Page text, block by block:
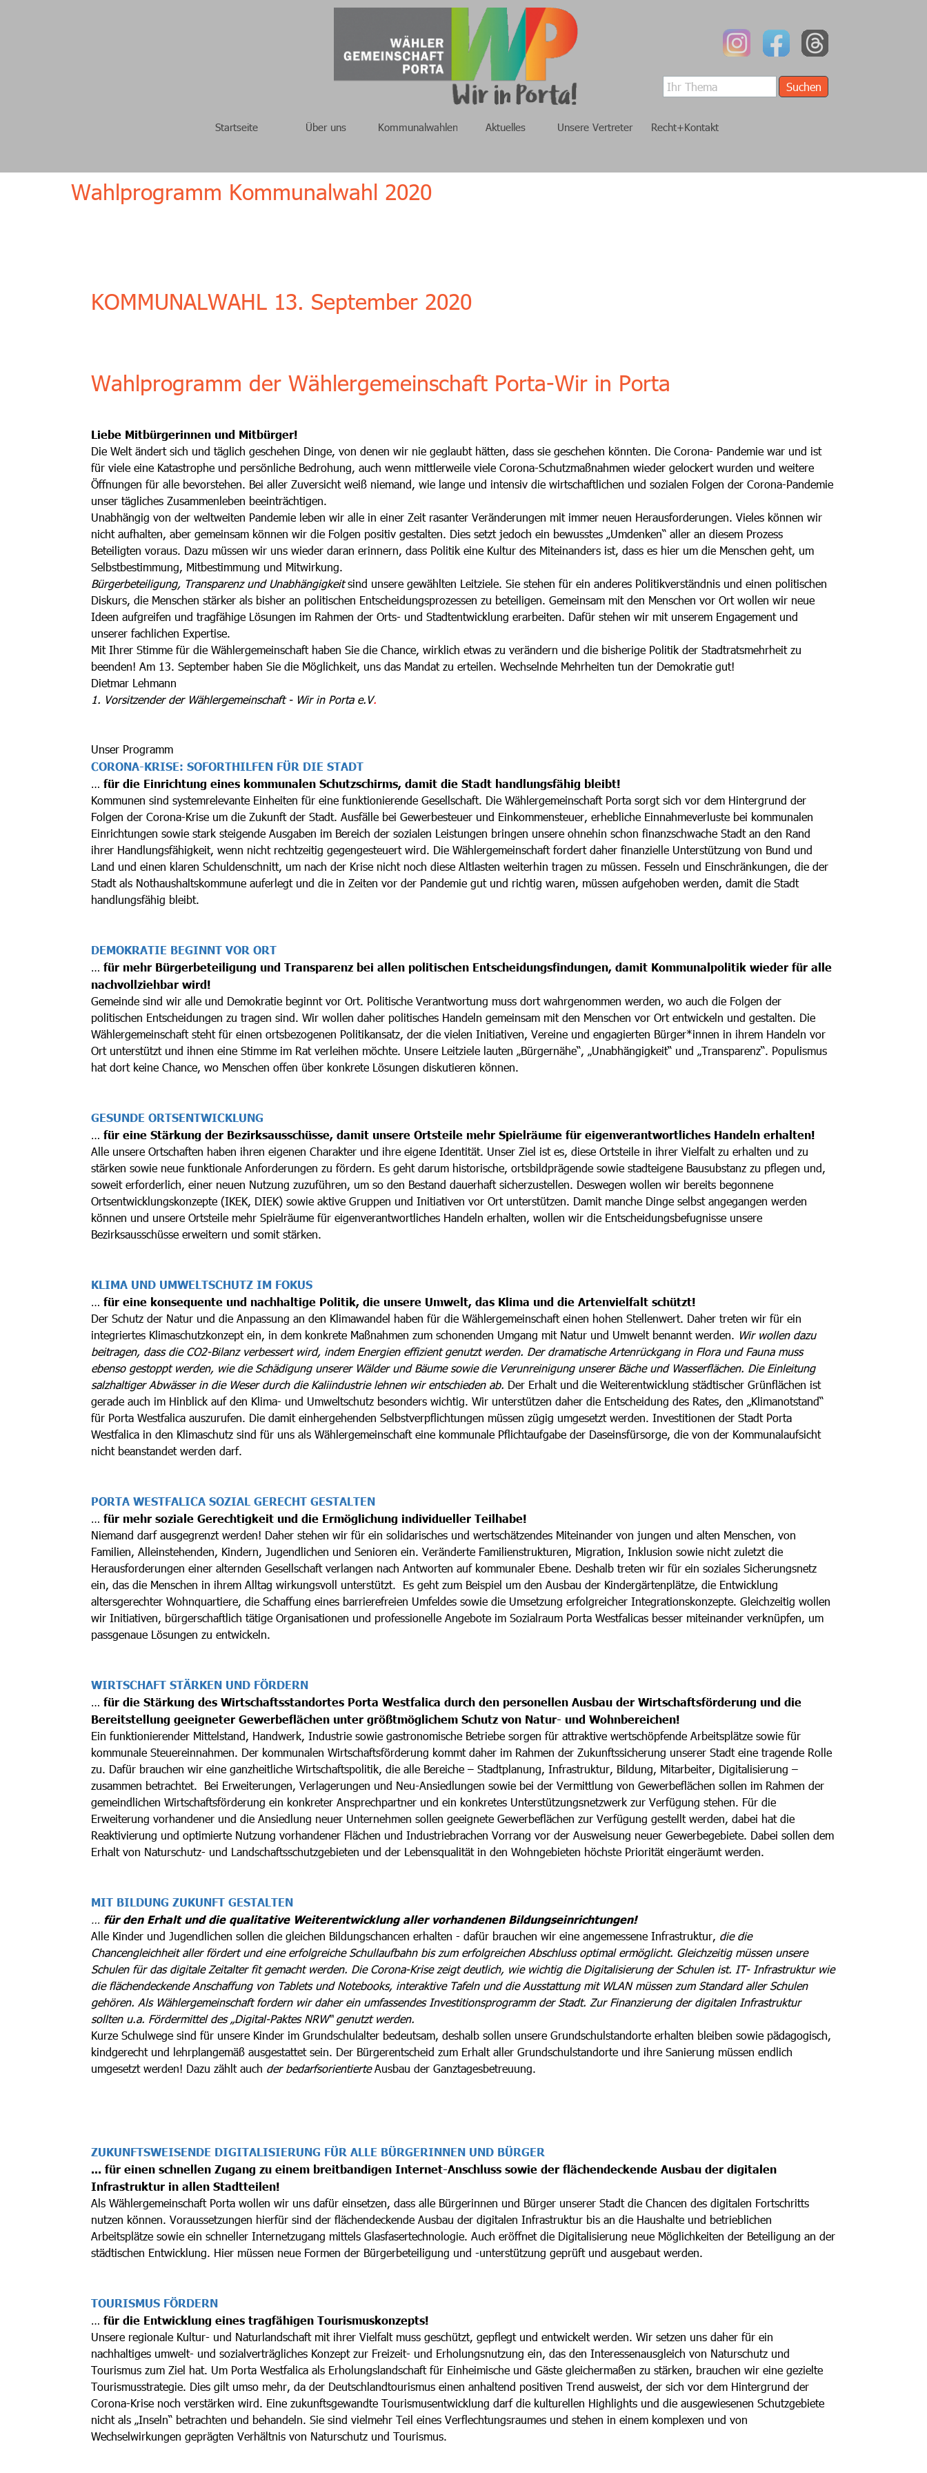
Startseite Über uns Kommunalwahlen Aktuelles Unsere Vertreter Recht+Kontakt
Suchen
Wahlprogramm Kommunalwahl 2020
KOMMUNALWAHL 13. September 2020
Wahlprogramm der Wählergemeinschaft Porta-Wir in Porta
Liebe Mitbürgerinnen und Mitbürger!
Die Welt ändert sich und täglich geschehen Dinge, von denen wir nie geglaubt hätten, dass sie geschehen könnten. Die Corona- Pandemie war und ist
für viele eine Katastrophe und persönliche Bedrohung, auch wenn mittlerweile viele Corona-Schutzmaßnahmen wieder gelockert wurden und weitere
Öffnungen für alle bevorstehen. Bei aller Zuversicht weiß niemand, wie lange und intensiv die wirtschaftlichen und sozialen Folgen der Corona-Pandemie
unser tägliches Zusammenleben beeinträchtigen.
Unabhängig von der weltweiten Pandemie leben wir alle in einer Zeit rasanter Veränderungen mit immer neuen Herausforderungen. Vieles können wir
nicht aufhalten, aber gemeinsam können wir die Folgen positiv gestalten. Dies setzt jedoch ein bewusstes „Umdenken“ aller an diesem Prozess
Beteiligten voraus. Dazu müssen wir uns wieder daran erinnern, dass Politik eine Kultur des Miteinanders ist, dass es hier um die Menschen geht, um
Selbstbestimmung, Mitbestimmung und Mitwirkung.
Bürgerbeteiligung, Transparenz und Unabhängigkeitsind unsere gewählten Leitziele. Sie stehen für ein anderes Politikverständnis und einen politischen
Diskurs, die Menschen stärker als bisher an politischen Entscheidungsprozessen zu beteiligen. Gemeinsam mit den Menschen vor Ort wollen wir neue
Ideen aufgreifen und tragfähige Lösungen im Rahmen der Orts- und Stadtentwicklung erarbeiten. Dafür stehen wir mit unserem Engagement und
unserer fachlichen Expertise.
Mit Ihrer Stimme für die Wählergemeinschaft haben Sie die Chance, wirklich etwas zu verändern und die bisherige Politik der Stadtratsmehrheit zu
beenden! Am 13. September haben Sie die Möglichkeit, uns das Mandat zu erteilen. Wechselnde Mehrheiten tun der Demokratie gut!
Dietmar Lehmann
1. Vorsitzender der Wählergemeinschaft - Wir in Porta e.V.
Unser Programm
CORONA-KRISE: SOFORTHILFEN FÜR DIE STADT
…für die Einrichtung eines kommunalen Schutzschirms, damit die Stadt handlungsfähig bleibt!
Kommunen sind systemrelevante Einheiten für eine funktionierende Gesellschaft. Die Wählergemeinschaft Porta sorgt sich vor dem Hintergrund der
Folgen der Corona-Krise um die Zukunft der Stadt. Ausfälle bei Gewerbesteuer und Einkommensteuer, erhebliche Einnahmeverluste bei kommunalen
Einrichtungen sowie stark steigende Ausgaben im Bereich der sozialen Leistungen bringen unsere ohnehin schon finanzschwache Stadt an den Rand
ihrer Handlungsfähigkeit, wenn nicht rechtzeitig gegengesteuert wird. Die Wählergemeinschaft fordert daher finanzielle Unterstützung von Bund und
Land und einen klaren Schuldenschnitt, um nach der Krise nicht noch diese Altlasten weiterhin tragen zu müssen. Fesseln und Einschränkungen, die der
Stadt als Nothaushaltskommune auferlegt und die in Zeiten vor der Pandemie gut und richtig waren, müssen aufgehoben werden, damit die Stadt
handlungsfähig bleibt.
DEMOKRATIE BEGINNT VOR ORT
…für mehr Bürgerbeteiligung und Transparenz bei allen politischen Entscheidungsfindungen, damit Kommunalpolitik wieder für alle
nachvollziehbar wird!
Gemeinde sind wir alle und Demokratie beginnt vor Ort. Politische Verantwortung muss dort wahrgenommen werden, wo auch die Folgen der
politischen Entscheidungen zu tragen sind. Wir wollen daher politisches Handeln gemeinsam mit den Menschen vor Ort entwickeln und gestalten. Die
Wählergemeinschaft steht für einen ortsbezogenen Politikansatz, der die vielen Initiativen, Vereine und engagierten Bürger*innen in ihrem Handeln vor
Ort unterstützt und ihnen eine Stimme im Rat verleihen möchte. Unsere Leitziele lauten „Bürgernähe“, „Unabhängigkeit“ und „Transparenz“. Populismus
hat dort keine Chance, wo Menschen offen über konkrete Lösungen diskutieren können.
GESUNDE ORTSENTWICKLUNG
…für eine Stärkung der Bezirksausschüsse, damit unsere Ortsteile mehr Spielräume für eigenverantwortliches Handeln erhalten!
Alle unsere Ortschaften haben ihren eigenen Charakter und ihre eigene Identität. Unser Ziel ist es, diese Ortsteile in ihrer Vielfalt zu erhalten und zu
stärken sowie neue funktionale Anforderungen zu fördern. Es geht darum historische, ortsbildprägende sowie stadteigene Bausubstanz zu pflegen und,
soweit erforderlich, einer neuen Nutzung zuzuführen, um so den Bestand dauerhaft sicherzustellen. Deswegen wollen wir bereits begonnene
Ortsentwicklungskonzepte (IKEK, DIEK) sowie aktive Gruppen und Initiativen vor Ort unterstützen. Damit manche Dinge selbst angegangen werden
können und unsere Ortsteile mehr Spielräume für eigenverantwortliches Handeln erhalten, wollen wir die Entscheidungsbefugnisse unsere
Bezirksausschüsse erweitern und somit stärken.
KLIMA UND UMWELTSCHUTZ IM FOKUS
…für eine konsequente und nachhaltige Politik, die unsere Umwelt, das Klima und die Artenvielfalt schützt!
Der Schutz der Natur und die Anpassung an den Klimawandel haben für die Wählergemeinschaft einen hohen Stellenwert. Daher treten wir für ein
integriertes Klimaschutzkonzept ein, in dem konkrete Maßnahmen zum schonenden Umgang mit Natur und Umwelt benannt werden. Wir wollen dazu
beitragen, dass die CO2-Bilanz verbessert wird, indem Energien effizient genutzt werden. Der dramatische Artenrückgang in Flora und Fauna muss
ebenso gestoppt werden, wie die Schädigung unserer Wälder und Bäume sowie die Verunreinigung unserer Bäche und Wasserflächen. Die Einleitung
salzhaltiger Abwässer in die Weser durch die Kaliindustrie lehnen wir entschieden ab. Der Erhalt und die Weiterentwicklung städtischer Grünflächen ist
gerade auch im Hinblick auf den Klima- und Umweltschutz besonders wichtig. Wir unterstützen daher die Entscheidung des Rates, den „Klimanotstand“
für Porta Westfalica auszurufen. Die damit einhergehenden Selbstverpflichtungen müssen zügig umgesetzt werden. Investitionen der Stadt Porta
Westfalica in den Klimaschutz sind für uns als Wählergemeinschaft eine kommunale Pflichtaufgabe der Daseinsfürsorge, die von der Kommunalaufsicht
nicht beanstandet werden darf.
PORTA WESTFALICA SOZIAL GERECHT GESTALTEN
…für mehr soziale Gerechtigkeit und die Ermöglichung individueller Teilhabe!
Niemand darf ausgegrenzt werden! Daher stehen wir für ein solidarisches und wertschätzendes Miteinander von jungen und alten Menschen, von
Familien, Alleinstehenden, Kindern, Jugendlichen und Senioren ein. Veränderte Familienstrukturen, Migration, Inklusion sowie nicht zuletzt die
Herausforderungen einer alternden Gesellschaft verlangen nach Antworten auf kommunaler Ebene. Deshalb treten wir für ein soziales Sicherungsnetz
ein, das die Menschen in ihrem Alltag wirkungsvoll unterstützt. Es geht zum Beispiel um den Ausbau der Kindergärtenplätze, die Entwicklung
altersgerechter Wohnquartiere, die Schaffung eines barrierefreien Umfeldes sowie die Umsetzung erfolgreicher Integrationskonzepte. Gleichzeitig wollen
wir Initiativen, bürgerschaftlich tätige Organisationen und professionelle Angebote im Sozialraum Porta Westfalicas besser miteinander verknüpfen, um
passgenaue Lösungen zu entwickeln.
WIRTSCHAFT STÄRKEN UND FÖRDERN
…für die Stärkung des Wirtschaftsstandortes Porta Westfalica durch den personellen Ausbau der Wirtschaftsförderung und die
Bereitstellung geeigneter Gewerbeflächen unter größtmöglichem Schutz von Natur- und Wohnbereichen!
Ein funktionierender Mittelstand, Handwerk, Industrie sowie gastronomische Betriebe sorgen für attraktive wertschöpfende Arbeitsplätze sowie für
kommunale Steuereinnahmen. Der kommunalen Wirtschaftsförderung kommt daher im Rahmen der Zukunftssicherung unserer Stadt eine tragende Rolle
zu. Dafür brauchen wir eine ganzheitliche Wirtschaftspolitik, die alle Bereiche – Stadtplanung, Infrastruktur, Bildung, Mitarbeiter, Digitalisierung –
zusammen betrachtet. Bei Erweiterungen, Verlagerungen und Neu-Ansiedlungen sowie bei der Vermittlung von Gewerbeflächen sollen im Rahmen der
gemeindlichen Wirtschaftsförderung ein konkreter Ansprechpartner und ein konkretes Unterstützungsnetzwerk zur Verfügung stehen. Für die
Erweiterung vorhandener und die Ansiedlung neuer Unternehmen sollen geeignete Gewerbeflächen zur Verfügung gestellt werden, dabei hat die
Reaktivierung und optimierte Nutzung vorhandener Flächen und Industriebrachen Vorrang vor der Ausweisung neuer Gewerbegebiete. Dabei sollen dem
Erhalt von Naturschutz- und Landschaftsschutzgebieten und der Lebensqualität in den Wohngebieten höchste Priorität eingeräumt werden.
MIT BILDUNG ZUKUNFT GESTALTEN
… für den Erhalt und die qualitative Weiterentwicklung aller vorhandenen Bildungseinrichtungen!
Alle Kinder und Jugendlichen sollen die gleichen Bildungschancen erhalten - dafür brauchen wir eine angemessene Infrastruktur, die die
Chancengleichheit aller fördert und eine erfolgreiche Schullaufbahn bis zum erfolgreichen Abschluss optimal ermöglicht. Gleichzeitig müssen unsere
Schulen für das digitale Zeitalter fit gemacht werden. Die Corona-Krise zeigt deutlich, wie wichtig die Digitalisierung der Schulen ist. IT- Infrastruktur wie
die flächendeckende Anschaffung von Tablets und Notebooks, interaktive Tafeln und die Ausstattung mit WLAN müssen zum Standard aller Schulen
gehören. Als Wählergemeinschaft fordern wir daher ein umfassendes Investitionsprogramm der Stadt. Zur Finanzierung der digitalen Infrastruktur
sollten u.a. Fördermittel des „Digital-Paktes NRW“ genutzt werden.
Kurze Schulwege sind für unsere Kinder im Grundschulalter bedeutsam, deshalb sollen unsere Grundschulstandorte erhalten bleiben sowie pädagogisch,
kindgerecht und lehrplangemäß ausgestattet sein. Der Bürgerentscheid zum Erhalt aller Grundschulstandorte und ihre Sanierung müssen endlich
umgesetzt werden! Dazu zählt auch der bedarfsorientierteAusbau der Ganztagesbetreuung.
ZUKUNFTSWEISENDE DIGITALISIERUNG FÜR ALLE BÜRGERINNEN UND BÜRGER
... für einen schnellen Zugang zu einem breitbandigen Internet-Anschluss sowie der flächendeckende Ausbau der digitalen
Infrastruktur in allen Stadtteilen!
Als Wählergemeinschaft Porta wollen wir uns dafür einsetzen, dass alle Bürgerinnen und Bürger unserer Stadt die Chancen des digitalen Fortschritts
nutzen können. Voraussetzungen hierfür sind der flächendeckende Ausbau der digitalen Infrastruktur bis an die Haushalte und betrieblichen
Arbeitsplätzesowie ein schneller Internetzugang mittels Glasfasertechnologie. Auch eröffnet die Digitalisierung neue Möglichkeiten der Beteiligung an der
städtischen Entwicklung. Hier müssen neue Formen der Bürgerbeteiligung und -unterstützung geprüft und ausgebaut werden.
TOURISMUS FÖRDERN
…für die Entwicklung eines tragfähigen Tourismuskonzepts!
Unsere regionale Kultur- und Naturlandschaft mit ihrer Vielfalt muss geschützt, gepflegt und entwickelt werden. Wir setzen uns daher für ein
nachhaltiges umwelt- und sozialverträgliches Konzept zur Freizeit- und Erholungsnutzung ein, das den Interessenausgleich von Naturschutz und
Tourismus zum Ziel hat. Um Porta Westfalica als Erholungslandschaft für Einheimische und Gäste gleichermaßen zu stärken, brauchen wir eine gezielte
Tourismusstrategie. Dies gilt umso mehr, da der Deutschlandtourismus einen anhaltend positiven Trend ausweist, der sich vor dem Hintergrund der
Corona-Krise noch verstärken wird. Eine zukunftsgewandte Tourismusentwicklung darf die kulturellen Highlights und die ausgewiesenen Schutzgebiete
nicht als „Inseln“ betrachten und behandeln. Sie sind vielmehr Teil eines Verflechtungsraumes und stehen in einem komplexen und von
Wechselwirkungen geprägten Verhältnis von Naturschutz und Tourismus.